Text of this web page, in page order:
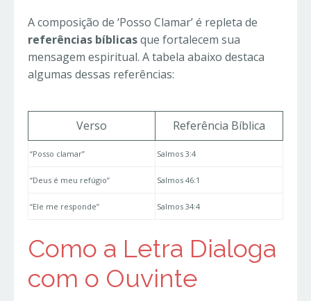
A composição de ‘Posso Clamar’ é repleta de
referências bíblicasque fortalecem sua
mensagem espiritual. A tabela abaixo destaca
algumas dessas referências:
Verso Referência Bíblica
“Posso clamar” Salmos 3:4
“Deus é meu refúgio” Salmos 46:1
“Ele me responde” Salmos 34:4
Como a Letra Dialoga
com o Ouvinte